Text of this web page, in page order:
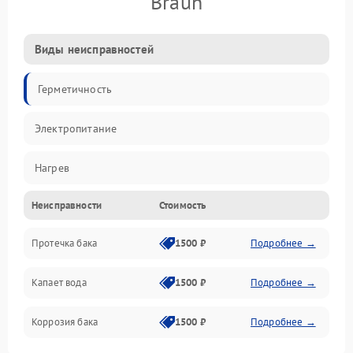
Виды неисправностей
Герметичность
Электропитание
Нагрев
Датчики
Механика
Неисправности Стоимость
Протечка бака 1500 ₽ Подробнее →
Капает вода 1500 ₽ Подробнее →
Коррозия бака 1500 ₽ Подробнее →